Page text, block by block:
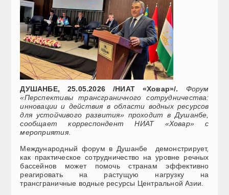
ДУШАНБЕ, 25.05.2026 /НИАТ «Ховар»/.
Форум
«Перспективы трансграничного сотрудничества:
инновации и действия в области водных ресурсов
для устойчивого развития» проходит в Душанбе,
сообщает корреспондент НИАТ «Ховар» с
мероприятия.
Международный форум в Душанбе демонстрирует,
как практическое сотрудничество на уровне речных
бассейнов может помочь странам эффективно
реагировать на растущую нагрузку на
трансграничные водные ресурсы Центральной Азии.